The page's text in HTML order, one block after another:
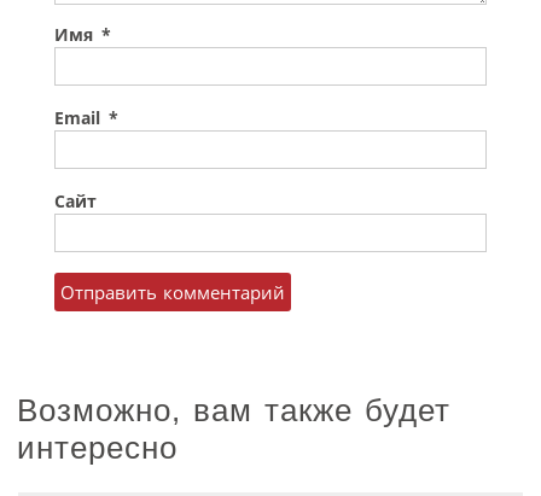
Имя *
Email *
Сайт
Возможно, вам также будет
интересно